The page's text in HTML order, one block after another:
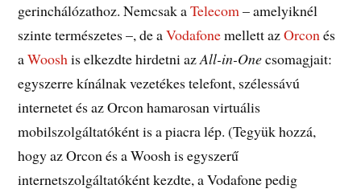
gerinchálózathoz. Nemcsak aTelecom– amelyiknél
szinte természetes –, de aVodafonemellett azOrconés
aWooshis elkezdte hirdetni azAll-in-Onecsomagjait:
egyszerre kínálnak vezetékes telefont, szélessávú
internetet és az Orcon hamarosan virtuális
mobilszolgáltatóként is a piacra lép. (Tegyük hozzá,
hogy az Orcon és a Woosh is egyszerű
internetszolgáltatóként kezdte, a Vodafone pedig